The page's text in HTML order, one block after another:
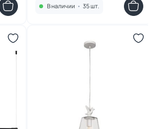
В наличии • 35 шт.